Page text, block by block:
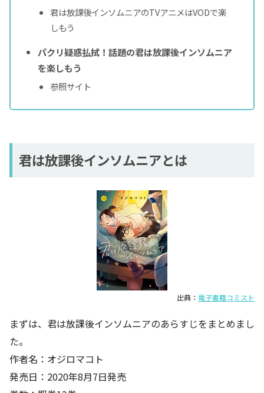
君は放課後インソムニアのTVアニメはVODで楽
しもう
パクリ疑惑払拭！話題の君は放課後インソムニア
を楽しもう
参照サイト
君は放課後インソムニアとは
出典： 電子書籍コミスト
まずは、君は放課後インソムニアのあらすじをまとめまし
た。
作者名：オジロマコト
発売日：2020年8月7日発売